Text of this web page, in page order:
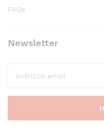
FAQs
Newsletter